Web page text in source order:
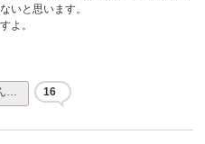
いと思います。
よ。
… 16